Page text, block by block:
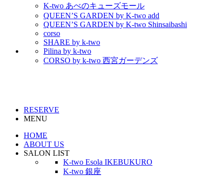
K-two あべのキューズモール
QUEEN’S GARDEN by K-two add
QUEEN’S GARDEN by K-two Shinsaibashi
corso
SHARE by k-two
Pilina by k-two
CORSO by k-two 西宮ガーデンズ
RESERVE
MENU
HOME
ABOUT US
SALON LIST
K-two Esola IKEBUKURO
K-two 銀座